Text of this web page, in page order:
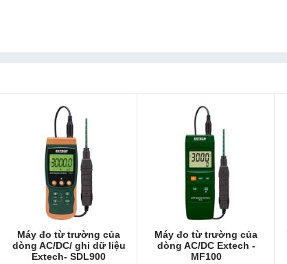
Máy đo từ trường của
dòng AC/DC/ ghi dữ liệu
Extech- SDL900
Máy đo từ trường của
dòng AC/DC Extech -
MF100